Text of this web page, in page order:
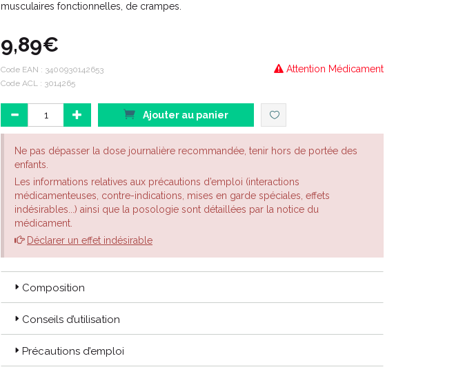
musculaires fonctionnelles, de crampes.
9,89€
Attention Médicament
Code EAN : 3400930142653
Code ACL : 3014265
Ajouter au panier
Ne pas dépasser la dose journalière recommandée, tenir hors de portée des
enfants.
Les informations relatives aux précautions d’emploi (interactions
médicamenteuses, contre-indications, mises en garde spéciales, effets
indésirables...) ainsi que la posologie sont détaillées par la notice du
médicament.
Déclarer un effet indésirable
Composition
Conseils d’utilisation
Précautions d’emploi